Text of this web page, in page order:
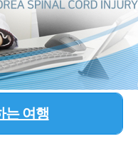
는 여행